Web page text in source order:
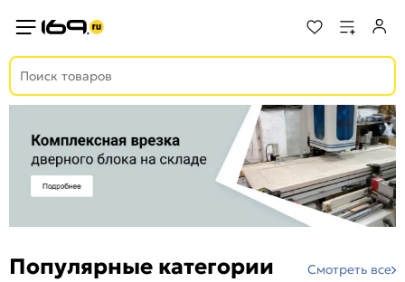
Популярные категории Смотреть все